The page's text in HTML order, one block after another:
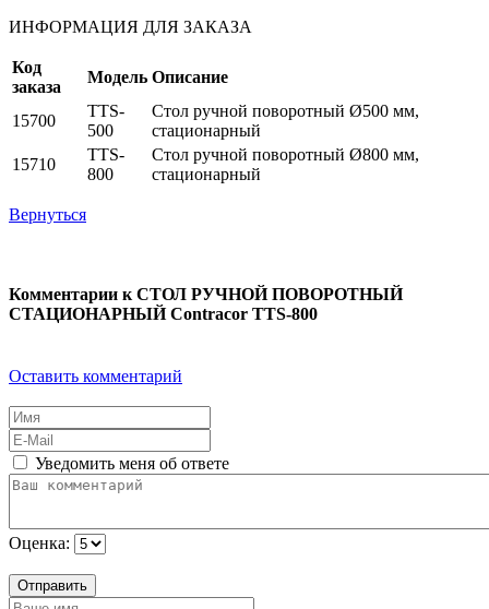
ИНФОРМАЦИЯ ДЛЯ ЗАКАЗА
Код
заказа
Модель Описание
15700
TTS-
500
Стол ручной поворотный Ø500 мм,
стационарный
15710
TTS-
800
Стол ручной поворотный Ø800 мм,
стационарный
Вернуться
Комментарии к СТОЛ РУЧНОЙ ПОВОРОТНЫЙ
СТАЦИОНАРНЫЙ Contracor TTS-800
Оставить комментарий
Уведомить меня об ответе
Оценка:
Отправить